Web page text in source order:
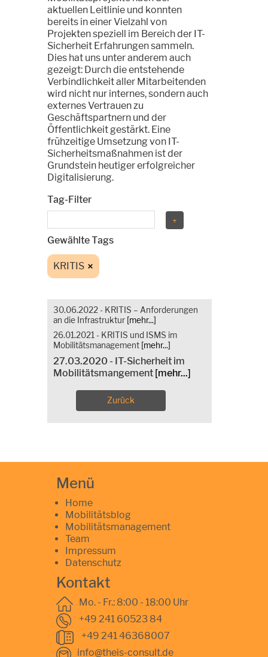
aktuellen Leitlinie und konnten
bereits in einer Vielzahl von
Projekten speziell im Bereich der IT-
Sicherheit Erfahrungen sammeln.
Dies hat uns unter anderem auch
gezeigt: Durch die entstehende
Verbindlichkeit aller Mitarbeitenden
wird nicht nur internes, sondern auch
externes Vertrauen zu
Geschäftspartnern und der
Öffentlichkeit gestärkt. Eine
frühzeitige Umsetzung von IT-
Sicherheitsmaßnahmen ist der
Grundstein heutiger erfolgreicher
Digitalisierung.
Tag-Filter
Gewählte Tags
KRITIS
30.06.2022 - KRITIS – Anforderungen
an die Infrastruktur [mehr...]
26.01.2021 - KRITIS und ISMS im
Mobilitätsmanagement [mehr...]
27.03.2020 - IT-Sicherheit im
Mobilitätsmangement [mehr...]
Zurück
Menü
Home
Mobilitätsblog
Mobilitätsmanagement
Team
Impressum
Datenschutz
Kontakt
Mo. - Fr.: 8:00 - 18:00 Uhr
+49 241 60523 84
+49 241 46368007
info@theis-consult.de